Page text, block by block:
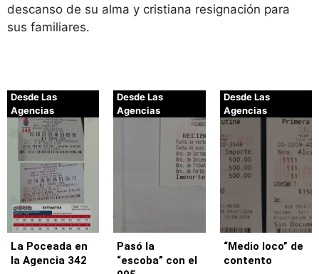
descanso de su alma y cristiana resignación para
sus familiares.
Desde Las
Agencias
La Poceada en
la Agencia 342
Desde Las
Agencias
Pasó la
“escoba” con el
Desde Las
Agencias
“Medio loco” de
contento